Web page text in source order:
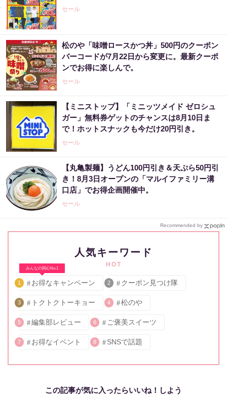
セール
松のや「味噌ロースかつ丼」500円のクーポン
バーコードが7月22日から変更に。最新クーポ
ンでお得に楽しんで。
セール
【ミニストップ】「ミニッツメイド ゼロシュ
ガー」無料券ゲットのチャンスは8月10日ま
で！ホットスナックも今だけ20円引き。
セール
【丸亀製麺】うどん100円引き＆天ぷら50円引
き！8月3日オープンの「マルイファミリー溝
口店」でお得企画開催中。
セール
Recommended by
人気キーワード
HOT
みんなの関心No.1
1 お得なキャンペーン 2 クーポン見つけ隊
3 トクトクトーキョー 4 松のや
5 編集部レビュー 6 ご褒美スイーツ
7 お得なイベント 8 SNSで話題
この記事が気に入ったらいいね！しよう